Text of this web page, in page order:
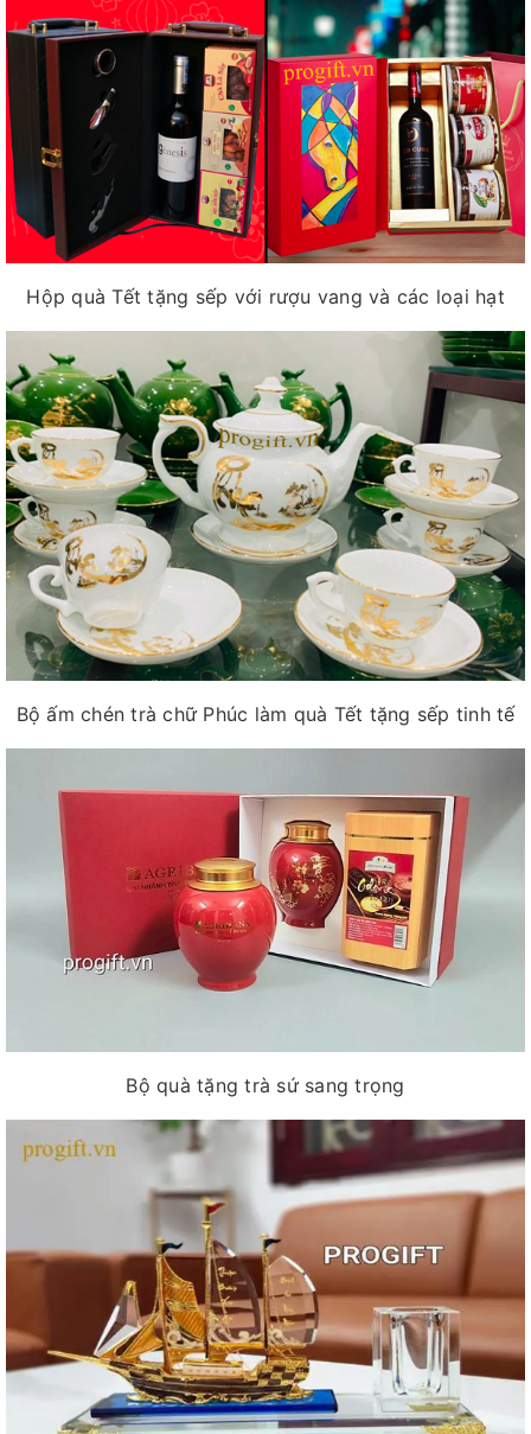
Hộp quà Tết tặng sếp với rượu vang và các loại hạt
Bộ ấm chén trà chữ Phúc làm quà Tết tặng sếp tinh tế
Bộ quà tặng trà sứ sang trọng